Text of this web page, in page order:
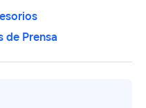
de Prensa